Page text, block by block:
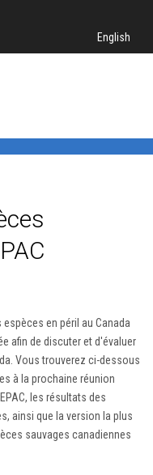
Sélectionnez
English
en péril au Canada
afin de discuter et d'évaluer
Vous trouverez ci-dessous
à la prochaine réunion
les résultats des
ainsi que la version la plus
sauvages canadiennes